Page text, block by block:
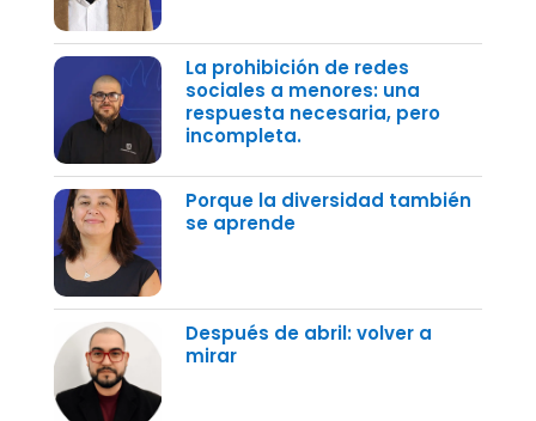
La prohibición de redes
sociales a menores: una
respuesta necesaria, pero
incompleta.
Porque la diversidad también
se aprende
Después de abril: volver a
mirar